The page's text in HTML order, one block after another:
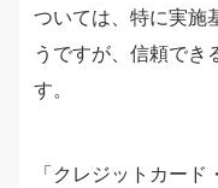
ついては、特に実施
うですが、信頼でき
す。
「クレジットカー